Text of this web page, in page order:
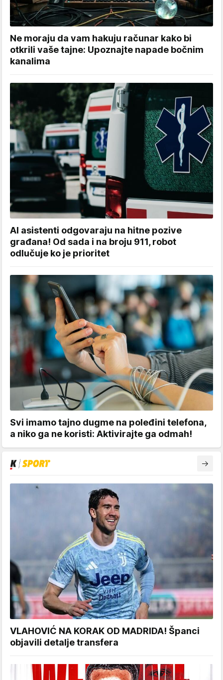
Ne moraju da vam hakuju računar kako bi
otkrili vaše tajne: Upoznajte napade bočnim
kanalima
AI asistenti odgovaraju na hitne pozive
građana! Od sada i na broju 911, robot
odlučuje ko je prioritet
Svi imamo tajno dugme na poleđini telefona,
a niko ga ne koristi: Aktivirajte ga odmah!
VLAHOVIĆ NA KORAK OD MADRIDA! Španci
objavili detalje transfera